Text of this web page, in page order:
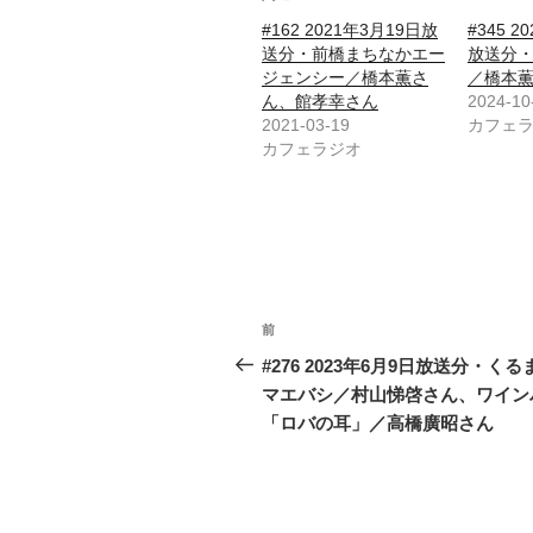
#162 2021年3月19日放
送分・前橋まちなかエー
ジェンシー／橋本薫さ
ん、館孝幸さん
2021-03-19
カフェラジオ
#345
放送分
／橋本
2024-
カフェ
投
稿
ナ
前
の
投
稿
前
#276 2023年6月9日放送分・くる
マエバシ／村山悌啓さん、ワイ
「ロバの耳」／高橋廣昭さん